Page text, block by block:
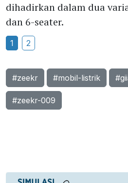
dihadirkan dalam dua
dan 6-seater.
1 2
#zeekr #mobil-listrik
#zeekr-009